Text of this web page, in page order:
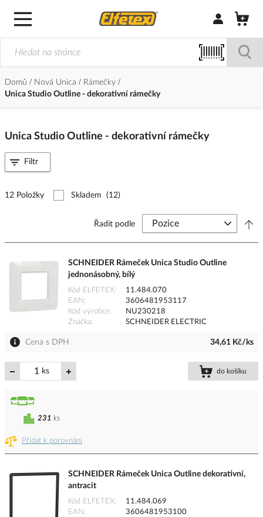
Přihlásit/
Domů Nová Unica
Rámečky
Unica Studio Outline - dekorativní rámečky
Unica Studio Outline - dekorativní rámečky
12 Položky Skladem (12)
Řadit podle
SCHNEIDER Rámeček Unica Studio Outline
jednonásobný, bílý
Kód ELFETEX
11.484.070
EAN
3606481953117
Kód výrobce
NU230218
Značka
SCHNEIDER ELECTRIC
Cena s DPH 34,61 Kč/ks
ks do košíku
Přidat k porovnání
231 ks
SCHNEIDER Rámeček Unica Outline dekorativní,
antracit
Kód ELFETEX
11.484.069
EAN
3606481953100
Filtr